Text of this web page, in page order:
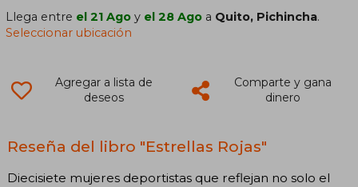
Llega entre el 21 Ago y el 28 Ago a Quito, Pichincha.
Seleccionar ubicación
Agregar a lista de
deseos
Comparte y gana
dinero
Reseña del libro "Estrellas Rojas"
Diecisiete mujeres deportistas que reflejan no solo el